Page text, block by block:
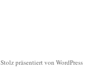
Stolz präsentiert von WordPress